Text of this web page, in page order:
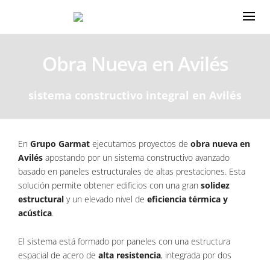
Obra Nueva en Avilés
sistema constructivo integral en Avilés
En Grupo Garmat ejecutamos proyectos de obra nueva en
Avilés apostando por un sistema constructivo avanzado
basado en paneles estructurales de altas prestaciones. Esta
solución permite obtener edificios con una gran solidez
estructural y un elevado nivel de eficiencia térmica y
acústica.
El sistema está formado por paneles con una estructura
espacial de acero de alta resistencia, integrada por dos